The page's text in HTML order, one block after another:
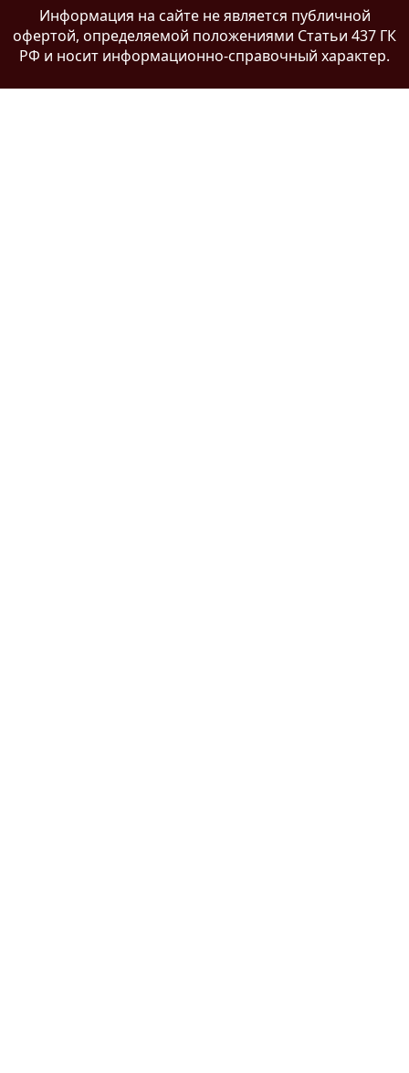
Информация на сайте не является публичной
офертой, определяемой положениями Статьи 437 ГК
РФ и носит информационно-справочный характер.